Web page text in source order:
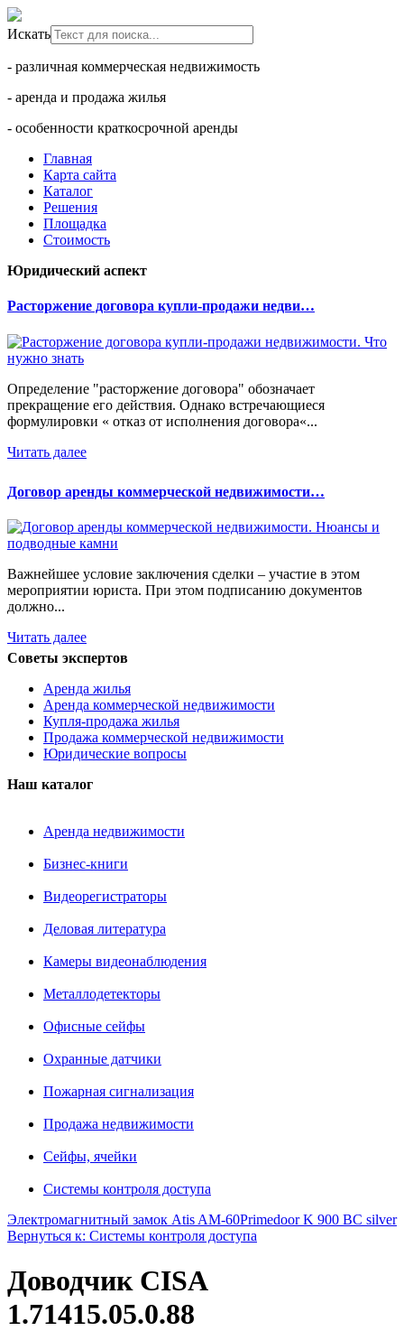
Искать
- различная коммерческая недвижимость
- аренда и продажа жилья
- особенности краткосрочной аренды
Главная
Карта сайта
Каталог
Решения
Площадка
Стоимость
Юридический аспект
Расторжение договора купли-продажи недви…
Определение "расторжение договора" обозначает
прекращение его действия. Однако встречающиеся
формулировки « отказ от исполнения договора«...
Читать далее
Договор аренды коммерческой недвижимости…
Важнейшее условие заключения сделки – участие в этом
мероприятии юриста. При этом подписанию документов
должно...
Читать далее
Советы экспертов
Аренда жилья
Аренда коммерческой недвижимости
Купля-продажа жилья
Продажа коммерческой недвижимости
Юридические вопросы
Наш каталог
Аренда недвижимости
Бизнес-книги
Видеорегистраторы
Деловая литература
Камеры видеонаблюдения
Металлодетекторы
Офисные сейфы
Охранные датчики
Пожарная сигнализация
Продажа недвижимости
Сейфы, ячейки
Системы контроля доступа
Электромагнитный замок Atis AM-60Primedoor K 900 BC silver
Вернуться к: Системы контроля доступа
Доводчик CISA
1.71415.05.0.88